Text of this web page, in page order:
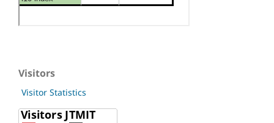
Visitors
Visitor Statistics